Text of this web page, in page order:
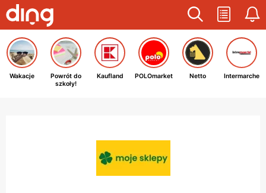
Wakacje
Powrót do
szkoły!
Kaufland POLOmarket Netto Intermarche